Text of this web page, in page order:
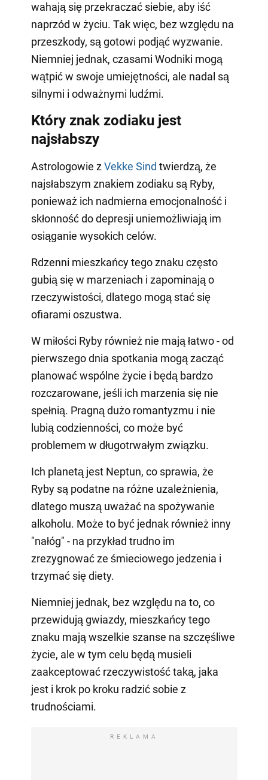
wahają się przekraczać siebie, aby iść
naprzód w życiu. Tak więc, bez względu na
przeszkody, są gotowi podjąć wyzwanie.
Niemniej jednak, czasami Wodniki mogą
wątpić w swoje umiejętności, ale nadal są
silnymi i odważnymi ludźmi.
Który znak zodiaku jest
najsłabszy
Astrologowie zVekke Sind twierdzą, że
najsłabszym znakiem zodiaku są Ryby,
ponieważ ich nadmierna emocjonalność i
skłonność do depresji uniemożliwiają im
osiąganie wysokich celów.
Rdzenni mieszkańcy tego znaku często
gubią się w marzeniach i zapominają o
rzeczywistości, dlatego mogą stać się
ofiarami oszustwa.
W miłości Ryby również nie mają łatwo - od
pierwszego dnia spotkania mogą zacząć
planować wspólne życie i będą bardzo
rozczarowane, jeśli ich marzenia się nie
spełnią. Pragną dużo romantyzmu i nie
lubią codzienności, co może być
problemem w długotrwałym związku.
Ich planetą jest Neptun, co sprawia, że
Ryby są podatne na różne uzależnienia,
dlatego muszą uważać na spożywanie
alkoholu. Może to być jednak również inny
"nałóg" - na przykład trudno im
zrezygnować ze śmieciowego jedzenia i
trzymać się diety.
Niemniej jednak, bez względu na to, co
przewidują gwiazdy, mieszkańcy tego
znaku mają wszelkie szanse na szczęśliwe
życie, ale w tym celu będą musieli
zaakceptować rzeczywistość taką, jaka
jest i krok po kroku radzić sobie z
trudnościami.
REKLAMA